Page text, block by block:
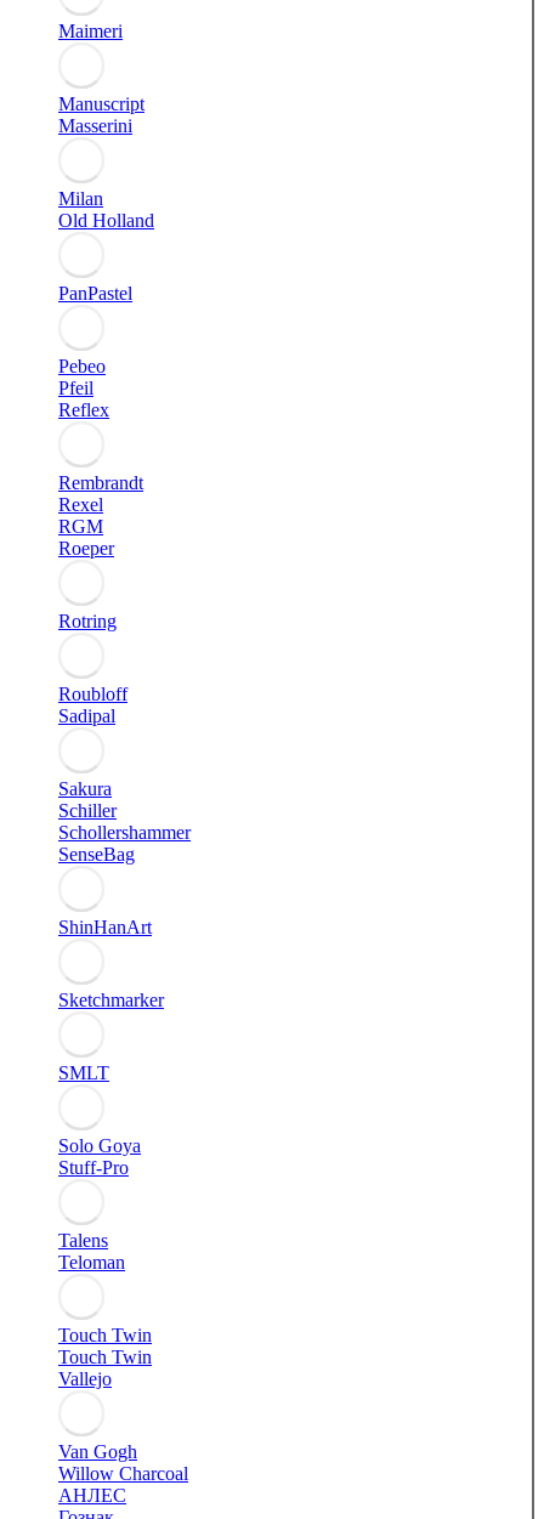
Maimeri
Manuscript
Masserini
Milan
Old Holland
PanPastel
Pebeo
Pfeil
Reflex
Rembrandt
Rexel
RGM
Roeper
Rotring
Roubloff
Sadipal
Sakura
Schiller
Schollershammer
SenseBag
ShinHanArt
Sketchmarker
SMLT
Solo Goya
Stuff-Pro
Talens
Teloman
Touch Twin
Touch Twin
Vallejo
Van Gogh
Willow Charcoal
АНЛЕС